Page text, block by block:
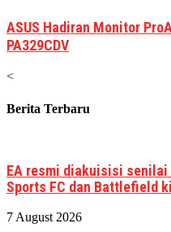
ASUS Hadiran Monitor
PA329CDV
<
Berita Terbaru
EA resmi diakuisisi senilai
Sports FC dan Battlefield
7 August 2026